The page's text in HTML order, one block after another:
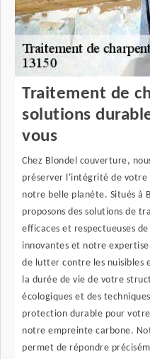
Traitement de
solutions
vous
Chez Blondel couverture,
préserver l'intégrité de
notre belle planète. Situés à
proposons des solutions de
efficaces et respectueuses
innovantes et notre
de lutter contre les
la durée de vie de votre
écologiques et des
protection durable pour
notre empreinte carbone.
permet de répondre